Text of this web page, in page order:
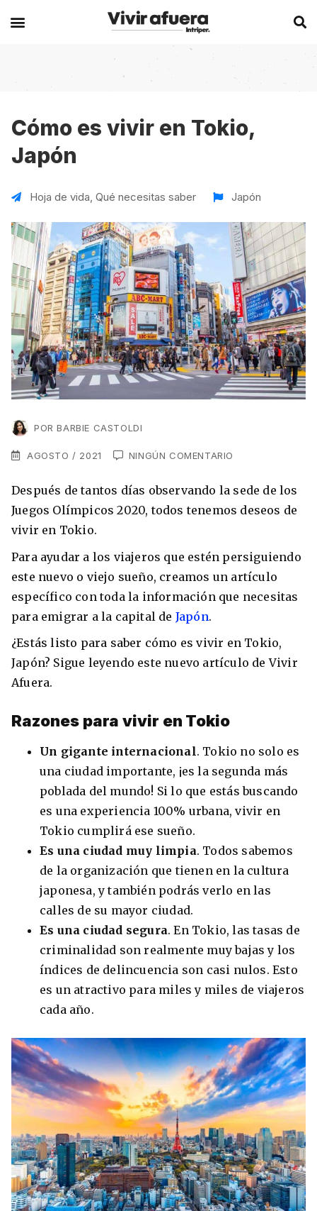
Secciones
Becas
Historias de viajeros
Visas
Voluntariados
Work
Working Holidays
Lo último sobre intercambios
digital
Romina Guzman 24/11/2021
Australia permitirá la entrada de
estudiantes y trabajadores cualificados
vacunados contra el Covid-19
Agustina Fontirroig 23/11/2021
intensivo
Barbie Castoldi 09/11/2021
Europa
Alemania
Bélgica
Francia
Irlanda
Italia
Malta
Reino Unido
Suecia
China
Corea del Sur
Japón
Oceanía
Australia
América
Canadá
Estados Unidos
Ecuador
VER TODOS LOS PAÍSES
Experiencias en el extranjero
Australia
Canadá
Malta
Nueva Zelanda
VER TODAS LAS EXPERIENCIAS
Estudia un Máster de Marketing en Madrid
Estudia un Bachelor de IT en Cork
Estudia Business en Auckland
Síguenos en las redes
Suscríbete a nuestro
newsletter
Recibe toda la info que necesitas para
vivir afuera.
He leído y acepto los Términos y
Condiciones
Cómo es vivir en Tokio,
Japón
Hoja de vida, Qué necesitas saber Japón
POR BARBIE CASTOLDI
AGOSTO / 2021 NINGÚN COMENTARIO
Después de tantos días observando la sede de los
Juegos Olímpicos 2020, todos tenemos deseos de
vivir en Tokio.
Para ayudar a los viajeros que estén persiguiendo
este nuevo o viejo sueño, creamos un artículo
específico con toda la información que necesitas
para emigrar a la capital de Japón.
¿Estás listo para saber cómo es vivir en Tokio,
Japón? Sigue leyendo este nuevo artículo de Vivir
Afuera.
Razones para vivir en Tokio
Un gigante internacional. Tokio no solo es
una ciudad importante, ¡es la segunda más
poblada del mundo! Si lo que estás buscando
es una experiencia 100% urbana, vivir en
Tokio cumplirá ese sueño.
Es una ciudad muy limpia. Todos sabemos
de la organización que tienen en la cultura
japonesa, y también podrás verlo en las
calles de su mayor ciudad.
Es una ciudad segura. En Tokio, las tasas de
criminalidad son realmente muy bajas y los
índices de delincuencia son casi nulos. Esto
es un atractivo para miles y miles de viajeros
cada año.